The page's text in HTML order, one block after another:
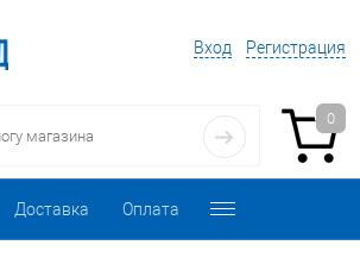
Вход Регистрация
0
Доставка Оплата